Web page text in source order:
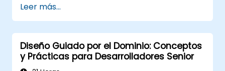
Desarrollar soluciones creativas y
prácticas para los problemas comunes
en el entorno laboral.
Colaborar eficazmente entre equipos
para implementar estrategias de
Leer más...
Diseño Guiado por el Dominio: Conceptos
y Prácticas para Desarrolladores Senior